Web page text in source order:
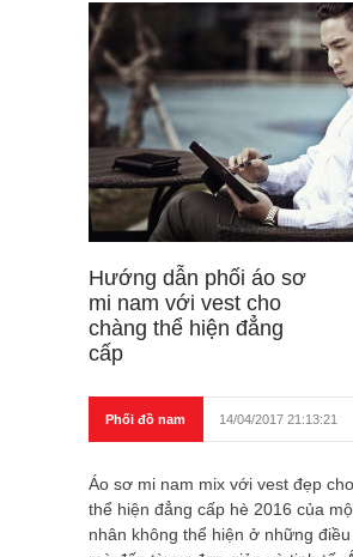
Hướng dẫn phối áo sơ
mi nam với vest cho
chàng thể hiện đẳng
cấp
Phối đồ nam 14/04/2017 21:13:21
Áo sơ mi nam mix với vest đẹp
thể hiện đẳng cấp hè 2016 của
nhân không thể hiện ở những